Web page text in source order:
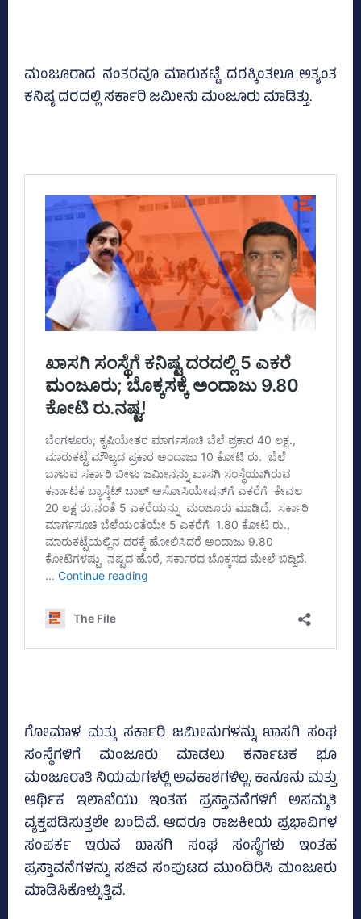
ಮಂಜೂರಾದ ನಂತರವೂ ಮಾರುಕಟ್ಟೆ ದರಕ್ಕಿಂತಲೂ ಅತ್ಯಂತ
ಕನಿಷ್ಠ ದರದಲ್ಲಿ ಸರ್ಕಾರಿ ಜಮೀನು ಮಂಜೂರು ಮಾಡಿತ್ತು.
ಗೋಮಾಳ ಮತ್ತು ಸರ್ಕಾರಿ ಜಮೀನುಗಳನ್ನು ಖಾಸಗಿ ಸಂಘ
ಸಂಸ್ಥೆಗಳಿಗೆ ಮಂಜೂರು ಮಾಡಲು ಕರ್ನಾಟಕ ಭೂ
ಮಂಜೂರಾತಿ ನಿಯಮಗಳಲ್ಲಿ ಅವಕಾಶಗಳಿಲ್ಲ. ಕಾನೂನು ಮತ್ತು
ಆರ್ಥಿಕ ಇಲಾಖೆಯು ಇಂತಹ ಪ್ರಸ್ತಾವನೆಗಳಿಗೆ ಅಸಮ್ಮತಿ
ವ್ಯಕ್ತಪಡಿಸುತ್ತಲೇ ಬಂದಿವೆ. ಆದರೂ ರಾಜಕೀಯ ಪ್ರಭಾವಿಗಳ
ಸಂಪರ್ಕ ಇರುವ ಖಾಸಗಿ ಸಂಘ ಸಂಸ್ಥೆಗಳು ಇಂತಹ
ಪ್ರಸ್ತಾವನೆಗಳನ್ನು ಸಚಿವ ಸಂಪುಟದ ಮುಂದಿರಿಸಿ ಮಂಜೂರು
ಮಾಡಿಸಿಕೊಳ್ಳುತ್ತಿವೆ.